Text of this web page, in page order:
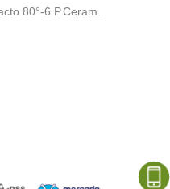
80°-6 P.Ceram.